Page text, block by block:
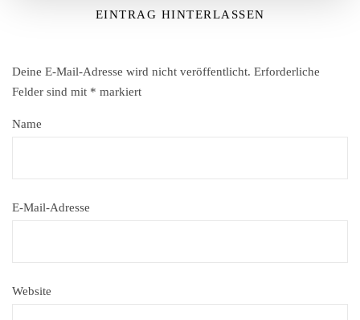
EINTRAG HINTERLASSEN
Deine E-Mail-Adresse wird nicht veröffentlicht. Erforderliche
Felder sind mit * markiert
Name
E-Mail-Adresse
Website